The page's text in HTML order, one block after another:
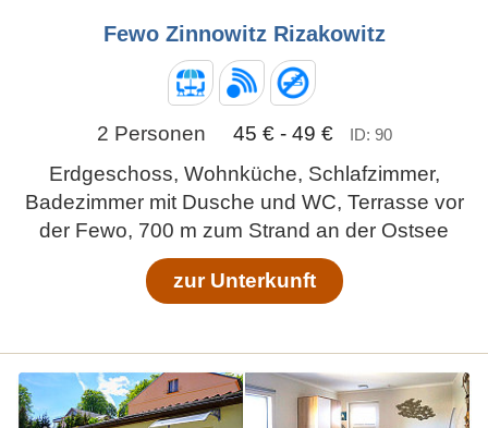
Fewo Zinnowitz Rizakowitz
2 Personen 45 € - 49 € ID: 90
Erdgeschoss, Wohnküche, Schlafzimmer,
Badezimmer mit Dusche und WC, Terrasse vor
der Fewo, 700 m zum Strand an der Ostsee
zur Unterkunft